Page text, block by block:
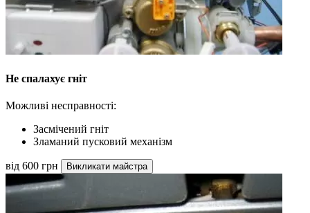
Не спалахує гніт
Можливі несправності:
Засмічений гніт
Зламаний пусковий механізм
від 600 грн Викликати майстра